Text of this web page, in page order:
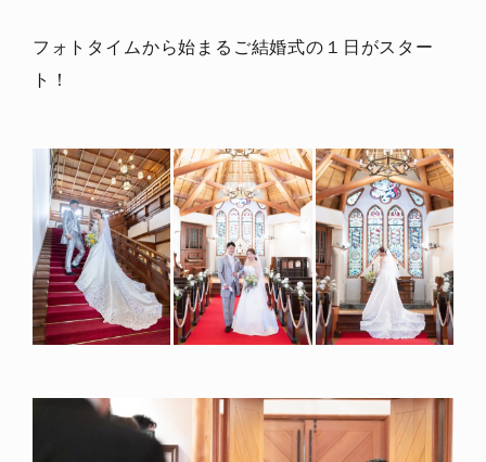
フォトタイムから始まるご結婚式の１日がスター
ト！